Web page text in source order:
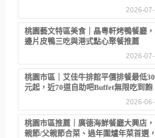
2026-
桃園藝文特區美食｜晶粵軒烤鴨餐廳
邊片皮鴨三吃與港式點心聚餐推薦
2026-
桃園市區｜艾佳牛排館平價排餐最低
元起，近70道自助吧Buffet無限吃到飽
2026-06-
桃園市區推薦｜廣德海鮮餐廳大興店
親節/父親節合菜、過年圍爐年菜首選，